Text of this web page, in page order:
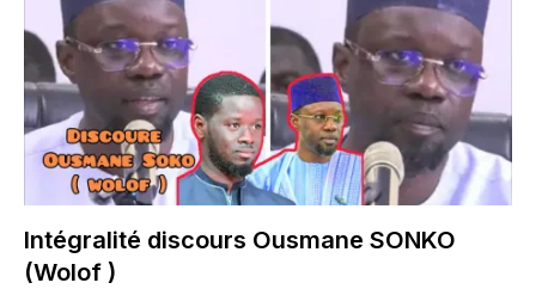
Intégralité discours Ousmane SONKO
(Wolof )